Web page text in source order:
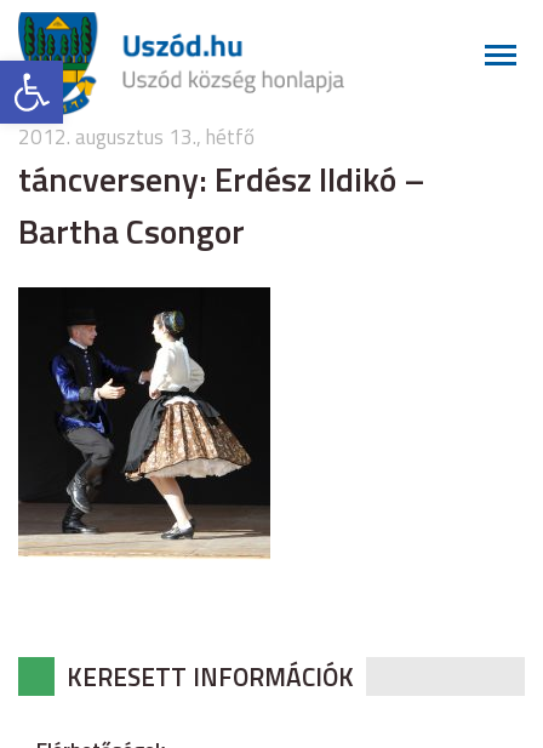
Eszköztár megnyitása
2012. augusztus 13., hétfő
táncverseny: Erdész Ildikó –
Bartha Csongor
KERESETT INFORMÁCIÓK